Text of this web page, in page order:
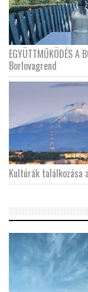
EGYÜTTMŰKÖDÉS A
Borlovagrend
Kultúrák találkozása